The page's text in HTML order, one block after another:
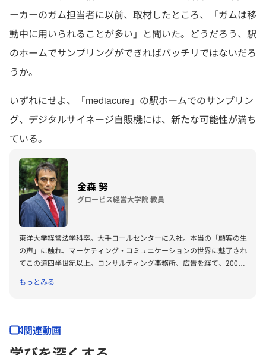
ーカーのガム担当者に以前、取材したところ、「ガムは移
動中に用いられることが多い」と聞いた。どうだろう、駅
のホームでサンプリングができればバッチリではないだろ
うか。
いずれにせよ、「mediacure」の駅ホームでのサンプリン
グ、デジタルサイネージ自販機には、新たな可能性が満ち
ている。
金森 努
グロービス経営大学院 教員
東洋大学経営法学科卒。大手コールセンターに入社。本当の「顧客の生
の声」に触れ、マーケティング・コミュニケーションの世界に魅了され
てこの道四半世紀以上。コンサルティング事務所、広告を経て、2005
ーケティング論も担当。著書「図解 よくわかるこれからのマーケティ
ング」（同文舘出版）「”いま”をつかむマーケティング」（アニモ出
停止企業」（ダイヤモンド社）。監修「実例でわかる！差別化マーケテ
ィング成功の法則」（TAC出版）。雑誌への連載、講演多数。一貫して
マーケティングにおける「顧客視点」の重要性を説く。
もっとみる
関連動画